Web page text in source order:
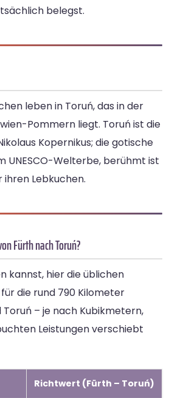
belegst.
leben in Toruń, das in der
Pommern liegt. Toruń ist die
Kopernikus; die gotische
UNESCO-Welterbe, berühmt ist
Lebkuchen.
Fürth nach Toruń?
kannst, hier die üblichen
die rund 790 Kilometer
Toruń – je nach Kubikmetern,
Leistungen verschiebt
Richtwert (Fürth – Toruń)